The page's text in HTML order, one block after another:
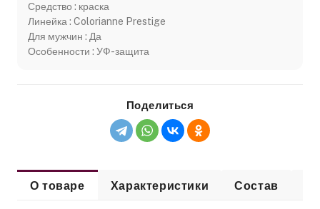
Средство : краска
Линейка : Colorianne Prestige
Для мужчин : Да
Особенности : УФ-защита
Поделиться
О товаре Характеристики Состав